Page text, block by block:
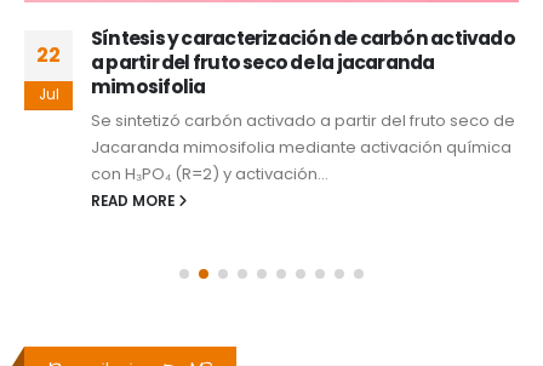
22
Jul
Síntesis y caracterización de carbón activado
a partir del fruto seco de la jacaranda
mimosifolia
Se sintetizó carbón activado a partir del fruto seco de
Jacaranda mimosifolia mediante activación química
con H₃PO₄ (R=2) y activación...
READ MORE